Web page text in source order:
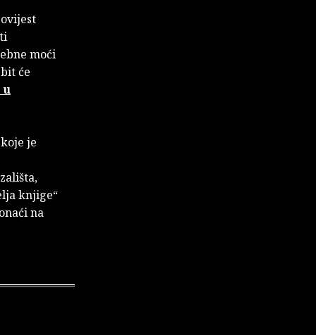
moći
će
u
koje je
knjige“
na